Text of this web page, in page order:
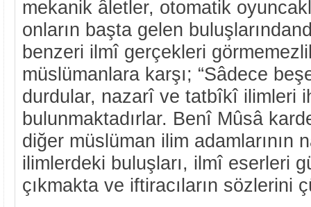
mekanik âletler, otomatik
onların başta gelen
benzeri ilmî gerçekleri
müslümanlara karşı; “Sâdece
durdular, nazarî ve tatbîkî ilimleri
bulunmaktadırlar. Benî Mûsâ
diğer müslüman ilim adamlarının
ilimlerdeki buluşları, ilmî eserleri
çıkmakta ve iftiracıların sözlerini